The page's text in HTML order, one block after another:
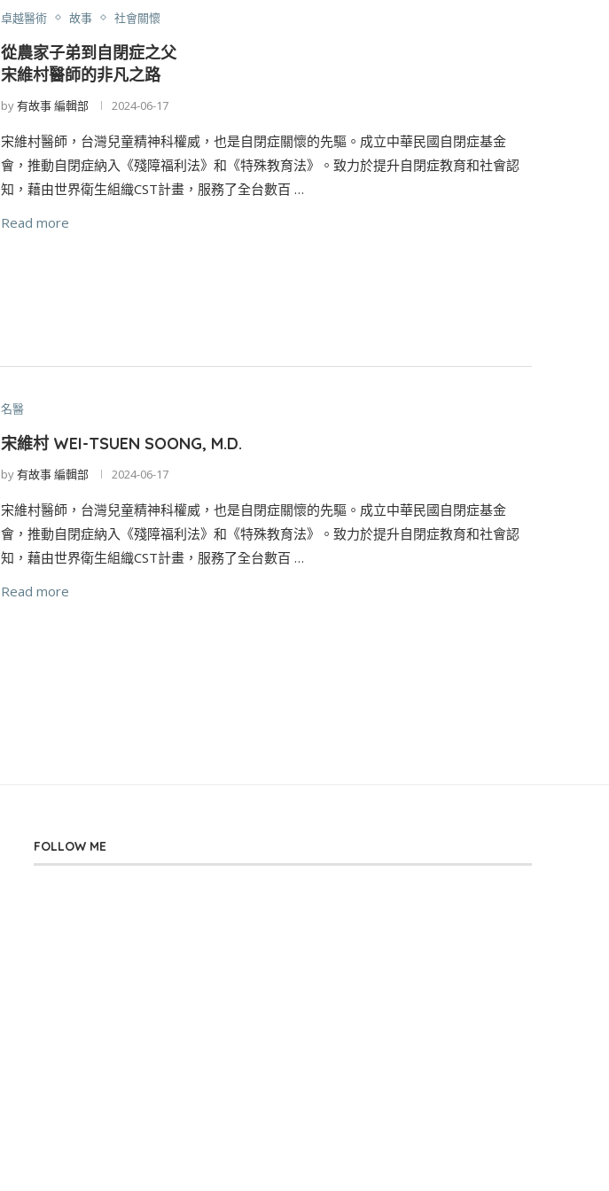
卓越醫術 故事 社會關懷
從農家子弟到自閉症之父
宋維村醫師的非凡之路
by有故事 編輯部 2024-06-17
宋維村醫師，台灣兒童精神科權威，也是自閉症關懷的先驅。成立中華民國自閉症基金
會，推動自閉症納入《殘障福利法》和《特殊教育法》。致力於提升自閉症教育和社會認
知，藉由世界衛生組織CST計畫，服務了全台數百 …
Read more
名醫
宋維村 WEI-TSUEN SOONG, M.D.
by有故事 編輯部 2024-06-17
宋維村醫師，台灣兒童精神科權威，也是自閉症關懷的先驅。成立中華民國自閉症基金
會，推動自閉症納入《殘障福利法》和《特殊教育法》。致力於提升自閉症教育和社會認
知，藉由世界衛生組織CST計畫，服務了全台數百 …
Read more
FOLLOW ME